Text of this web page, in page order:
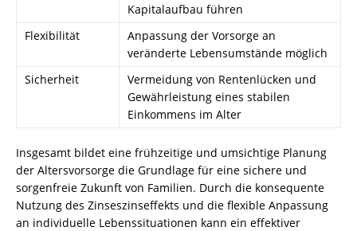
Kapitalaufbau führen
Flexibilität
Anpassung der Vorsorge an
veränderte Lebensumstände möglich
Sicherheit
Vermeidung von Rentenlücken und
Gewährleistung eines stabilen
Einkommens im Alter
Insgesamt bildet eine frühzeitige und umsichtige Planung
der Altersvorsorge die Grundlage für eine sichere und
sorgenfreie Zukunft von Familien. Durch die konsequente
Nutzung des Zinseszinseffekts und die flexible Anpassung
an individuelle Lebenssituationen kann ein effektiver